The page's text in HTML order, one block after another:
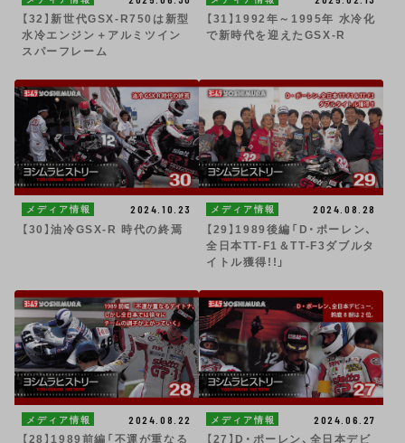
【32】新世代GSX-R750は新型
水冷エンジン＋アルミツイン
スパーフレーム
【31】1992年～1995年 水冷化
で新時代を迎えたGSX-R
メディア情報
2024.10.23
【30】油冷GSX-R 時代の終焉
メディア情報
2024.08.28
【29】1989後編「D・ポーレン、
全日本TT-F1＆TT-F3ダブルタ
イトル獲得!!」
メディア情報
2024.08.22
【28】1989前編「不運が重なる
メディア情報
2024.06.27
【27】D・ポーレン、全日本デビ